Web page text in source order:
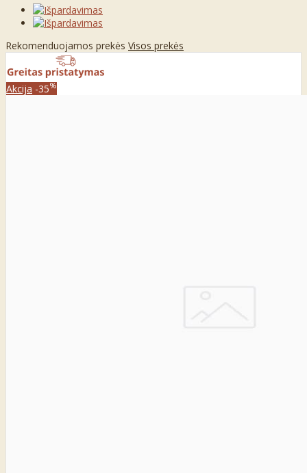
Rekomenduojamos prekės Visos prekės
Akcija -35%